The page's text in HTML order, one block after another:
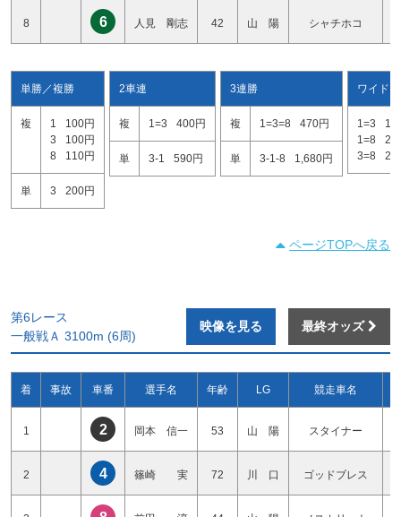
8 6 人見 剛志 42 山 陽 シャチホコ
単勝／複勝
複 1
100円
3
100円
8
110円
単 3 200円
2車連
複 1=3 400円
単 3-1 590円
3連勝
複 1=3=8 470円
単 3-1-8 1,680円
ワイド
1=3
1=8
3=8
ページTOPへ戻る
第6レース
一般戦Ａ 3100m (6周)
映像を見る 最終オッズ
着 事故 車番 選手名 年齢 LG 競走車名
1 2 岡本 信一 53 山 陽 スタイナー
2 4 篠崎 実 72 川 口 ゴッドブレス